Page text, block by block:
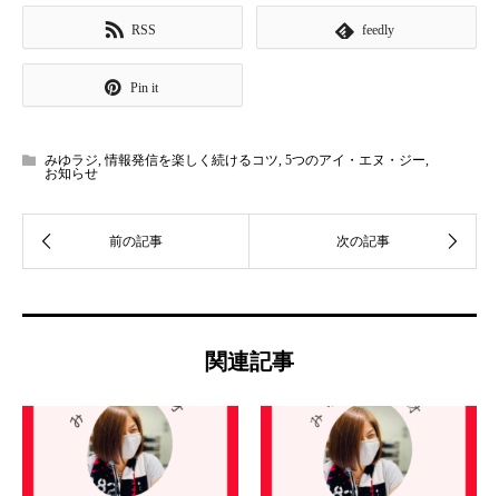
RSS feedly
Pin it
みゆラジ,情報発信を楽しく続けるコツ, 5つのアイ・エヌ・ジー,
お知らせ
関連記事